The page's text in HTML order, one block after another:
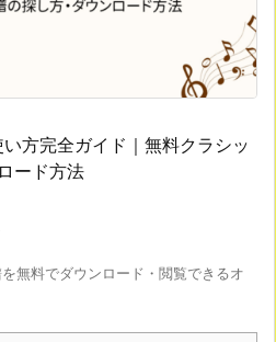
方完全ガイド｜無料クラシッ
ード方法
無料でダウンロード・閲覧できるオ